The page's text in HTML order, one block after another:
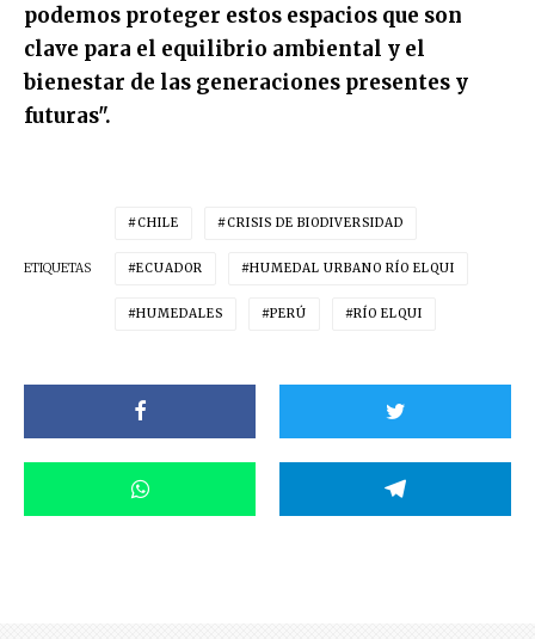
podemos proteger estos espacios que son
clave para el equilibrio ambiental y el
bienestar de las generaciones presentes y
futuras".
ETIQUETAS
CHILE CRISIS DE BIODIVERSIDAD
ECUADOR HUMEDAL URBANO RÍO ELQUI
HUMEDALES PERÚ RÍO ELQUI